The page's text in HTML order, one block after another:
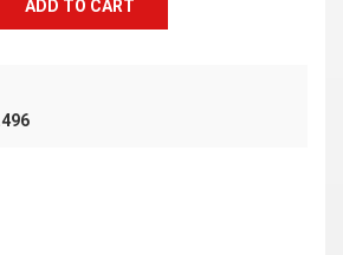
ADD TO CART